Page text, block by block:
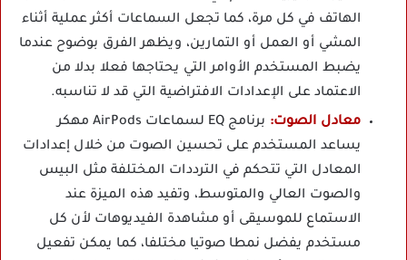
الهاتف في كل مرة، كما تجعل السماعات أكثر عملية أثناء
المشي أو العمل أو التمارين، ويظهر الفرق بوضوح عندما
يضبط المستخدم الأوامر التي يحتاجها فعلا بدلا من
الاعتماد على الإعدادات الافتراضية التي قد لا تناسبه.
معادل الصوت:
برنامج EQ لسماعات AirPods مهكر
يساعد المستخدم على تحسين الصوت من خلال إعدادات
المعادل التي تتحكم في الترددات المختلفة مثل البيس
والصوت العالي والمتوسط، وتفيد هذه الميزة عند
الاستماع للموسيقى أو مشاهدة الفيديوهات لأن كل
مستخدم يفضل نمطا صوتيا مختلفا، كما يمكن تفعيل